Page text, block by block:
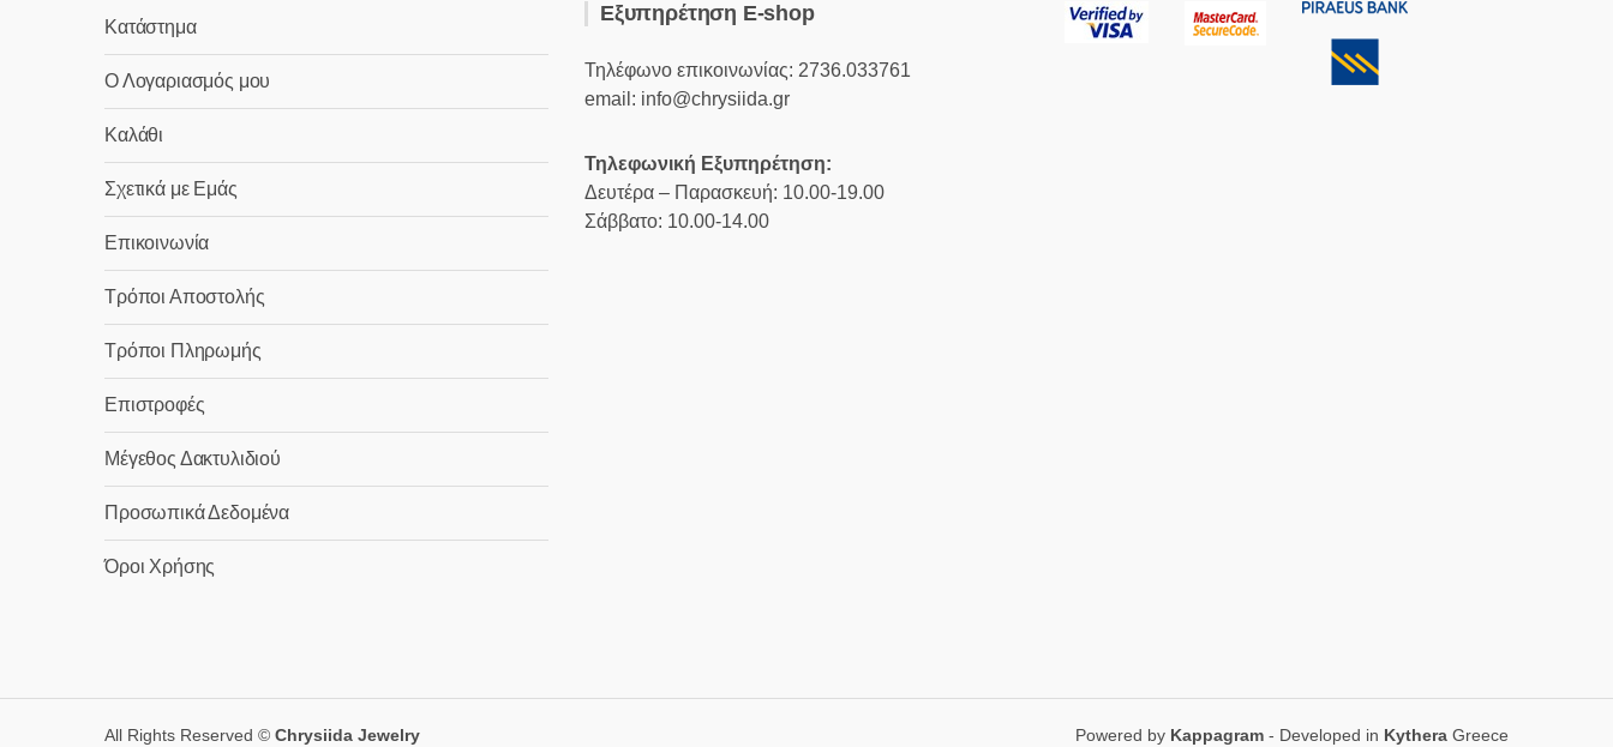
Κατάστημα
Ο Λογαριασμός μου
Καλάθι
Σχετικά με Εμάς
Επικοινωνία
Τρόποι Αποστολής
Τρόποι Πληρωμής
Επιστροφές
Μέγεθος Δακτυλιδιού
Προσωπικά Δεδομένα
Όροι Χρήσης
Εξυπηρέτηση E-shop
Τηλέφωνο επικοινωνίας: 2736.033761
email: info@chrysiida.gr
Τηλεφωνική Εξυπηρέτηση:
Δευτέρα – Παρασκευή: 10.00-19.00
Σάββατο: 10.00-14.00
All Rights Reserved © Chrysiida Jewelry Powered by Kappagram - Developed in Kythera Greece